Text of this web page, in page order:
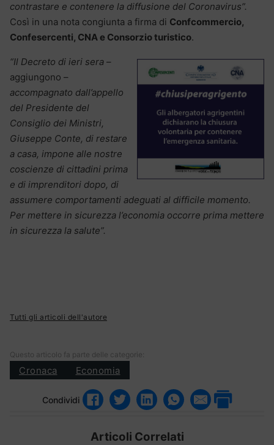
contrastare e contenere la diffusione del Coronavirus”.
Così in una nota congiunta a firma di Confcommercio,
Confesercenti, CNA e Consorzio turistico.
“Il Decreto di ieri sera –
aggiungono –
accompagnato dall’appello
del Presidente del
Consiglio dei Ministri,
Giuseppe Conte, di restare
a casa, impone alle nostre
coscienze di cittadini prima
e di imprenditori dopo, di
assumere comportamenti adeguati al difficile momento.
Per mettere in sicurezza l’economia occorre prima mettere
in sicurezza la salute”.
Tutti gli articoli dell'autore
Questo articolo fa parte delle categorie:
Cronaca Economia
Condividi
Articoli Correlati